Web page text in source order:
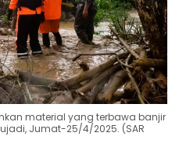
material yang terbawa banjir
Jumat-25/4/2025. (SAR